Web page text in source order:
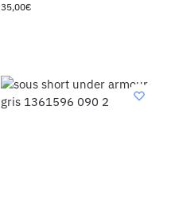
35,00€